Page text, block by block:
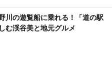
川の遊覧船に乗れる！「道の駅
む渓谷美と地元グルメ